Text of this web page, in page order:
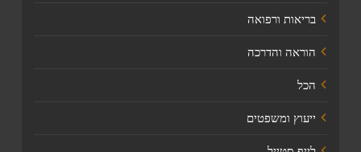
בריאות ורפואה
הוראה והדרכה
הכל
ייעוץ ומשפטים